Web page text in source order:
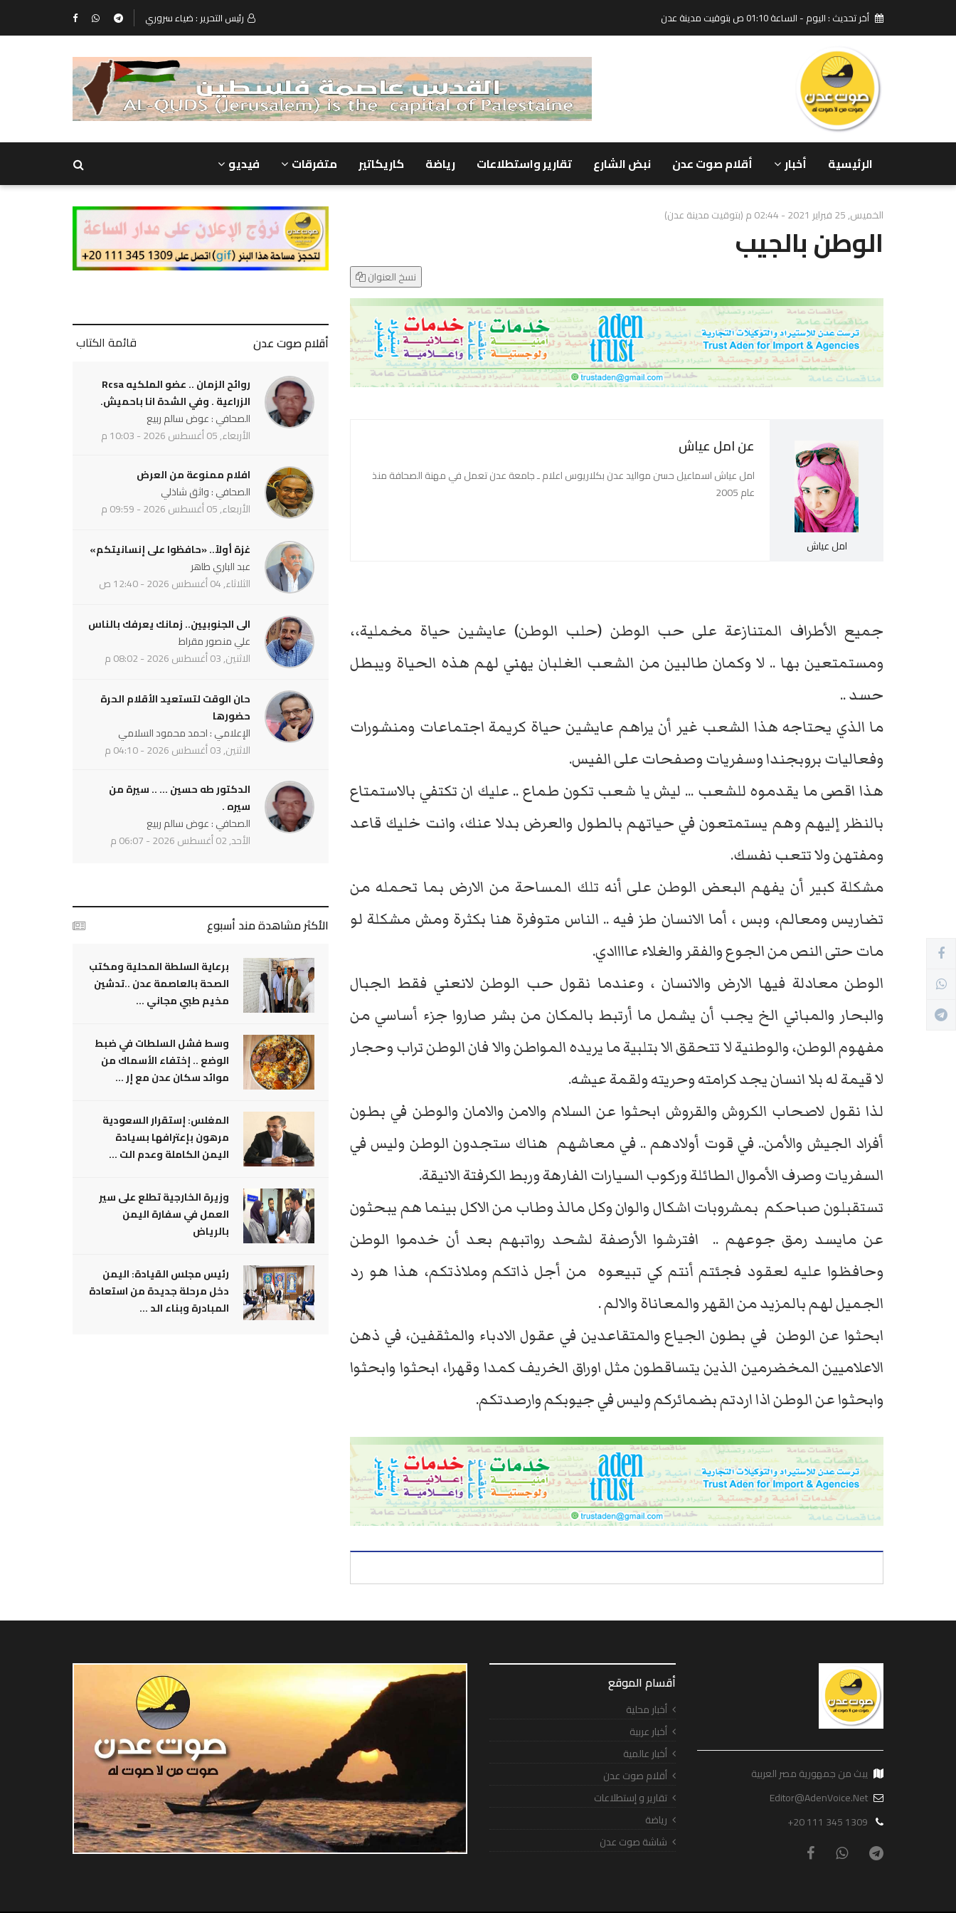
أخر تحديث : اليوم - الساعة 01:10 ص بتوقيت مدينة عدن رئيس التحرير : ضياء سروري
الرئيسية أخبار أقلام صوت عدن نبض الشارع تقارير واستطلاعات رياضة كاريكاتير متفرقات فيديو
الخميس, 25 فبراير 2021 - 02:44 م (بتوقيت مدينة عدن)
الوطن بالجيب
نسخ العنوان
امل عياش
عن امل عياش
امل عياش اسماعيل حسن مواليد عدن بكلاريوس اعلام ـ جامعة عدن تعمل في مهنة الصحافة منذ
عام 2005
جميع الأطراف المتنازعة على حب الوطن (حلب الوطن) عايشين حياة مخملية،،
ومستمتعين بها .. لا وكمان طالبين من الشعب الغلبان يهني لهم هذه الحياة ويبطل
حسد ..
ما الذي يحتاجه هذا الشعب غير أن يراهم عايشين حياة كريمة اجتماعات ومنشورات
وفعاليات بروبجندا وسفريات وصفحات على الفيس.
هذا اقصى ما يقدموه للشعب ... ليش يا شعب تكون طماع .. عليك ان تكتفي بالاستمتاع
بالنظر إليهم وهم يستمتعون في حياتهم بالطول والعرض بدلا عنك، وانت خليك قاعد
ومفتهن ولا تتعب نفسك.
مشكلة كبير أن يفهم البعض الوطن على أنه تلك المساحة من الارض بما تحمله من
تضاريس ومعالم، وبس ، أما الانسان طز فيه .. الناس متوفرة هنا بكثرة ومش مشكلة لو
مات حتى النص من الجوع والفقر والغلاء عاااادي.
الوطن معادلة فيها الارض والانسان ، وعندما نقول حب الوطن لانعني فقط الجبال
والبحار والمباني الخ يجب أن يشمل ما أرتبط بالمكان من بشر صاروا جزء أساسي من
مفهوم الوطن، والوطنية لا تتحقق الا بتلبية ما يريده المواطن والا فان الوطن تراب وحجار
لا قيمة له بلا انسان يجد كرامته وحريته ولقمة عيشه.
لذا نقول لاصحاب الكروش والقروش ابحثوا عن السلام والامن والامان والوطن في بطون
أفراد الجيش والأمن.. في قوت أولادهم .. في معاشهم هناك ستجدون الوطن وليس في
السفريات وصرف الأموال الطائلة وركوب السيارات الفارهة وربط الكرفتة الانيقة.
تستقبلون صباحكم بمشروبات اشكال والوان وكل مالذ وطاب من الاكل بينما هم يبحثون
عن مايسد رمق جوعهم .. افترشوا الأرصفة لشحد رواتبهم بعد أن خدموا الوطن
وحافظوا عليه لعقود فجئتم أنتم كي تبيعوه من أجل ذاتكم وملاذتكم، هذا هو رد
الجميل لهم بالمزيد من القهر والمعاناة والالم .
ابحثوا عن الوطن في بطون الجياع والمتقاعدين في عقول الادباء والمثقفين، في ذهن
الاعلاميين المخضرمين الذين يتساقطون مثل اوراق الخريف كمدا وقهرا، ابحثوا وابحثوا
وابحثوا عن الوطن اذا اردتم بضمائركم وليس في جيوبكم وارصدتكم.
أقلام صوت عدن قائمة الكتاب
روائح الزمان .. عضو الملكيه Rcsa
الزراعية . وفي الشدة انا باحميش.
الصحافي : عوض سالم ربيع
الأربعاء, 05 أغسطس 2026 - 10:03 م
افلام ممنوعة من العرض
الصحافي : واثق شاذلي
الأربعاء, 05 أغسطس 2026 - 09:59 م
غزة أولاً.. «حافظوا على إنسانيتكم»
عبد الباري طاهر
الثلاثاء, 04 أغسطس 2026 - 12:40 ص
الى الجنوبيين.. زمانك يعرفك بالناس
علي منصور مقراط
الاثنين, 03 أغسطس 2026 - 08:02 م
حان الوقت لتستعيد الأقلام الحرة
حضورها
الإعلامي : احمد محمود السلامي
الاثنين, 03 أغسطس 2026 - 04:10 م
الدكتور طه حسين ... .. سيرة من
سيره .
الصحافي : عوض سالم ربيع
الأحد, 02 أغسطس 2026 - 06:07 م
الأكثر مشاهدة مند أسبوع
برعاية السلطة المحلية ومكتب
الصحة بالعاصمة عدن ..تدشين
مخيم طبي مجاني ...
وسط فشل السلطات في ضبط
الوضع .. إختفاء الأسماك من
موائد سكان عدن مع إر ...
المغلس: إستقرار السعودية
مرهون بإعترافها بسيادة
اليمن الكاملة وعدم الت ...
وزيرة الخارجية تطلع على سير
العمل في سفارة اليمن
بالرياض
رئيس مجلس القيادة: اليمن
دخل مرحلة جديدة من استعادة
المبادرة وبناء الد ...
يبث من جمهورية مصر العربية
Editor@AdenVoice.Net
+20 111 345 1309
أقسام الموقع
أخبار محلية
أخبار عربية
أخبار عالمية
أقلام صوت عدن
تقارير و إستطلاعات
رياضة
شاشة صوت عدن